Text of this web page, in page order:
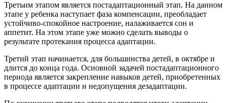
Третьим этапом является постадаптационный этап. На данном
этапе у ребенка наступает фаза компенсации, преобладает
устойчиво-спокойное настроение, налаживается сон и
аппетит. На этом этапе уже можно сделать выводы о
результате протекания процесса адаптации.
Третий этап начинается, для большинства детей, в октябре и
длится до конца года. Основной задачей постадаптационного
периода является закрепление навыков детей, приобретенных
в процессе адаптации и недопущения дезадаптации.